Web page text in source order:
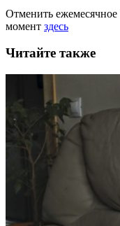
Отменить
момент здесь
Читайте также